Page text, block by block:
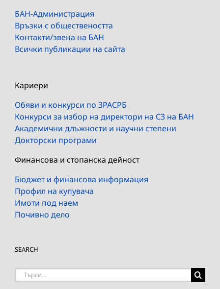
БАН-Администрация
Връзки с обществеността
Контакти/звена на БАН
Всички публикации на сайта
Кариери
Обяви и конкурси по ЗРАСРБ
Конкурси за избор на директори на СЗ на БАН
Академични длъжности и научни степени
Докторски програми
Финансова и стопанска дейност
Бюджет и финансова информация
Профил на купувача
Имоти под наем
Почивно дело
SEARCH
Търсене